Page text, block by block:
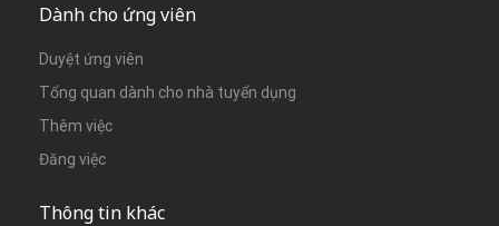
Dành cho ứng viên
Duyệt ứng viên
Tổng quan dành cho nhà tuyển dụng
Thêm việc
Đăng việc
Thông tin khác